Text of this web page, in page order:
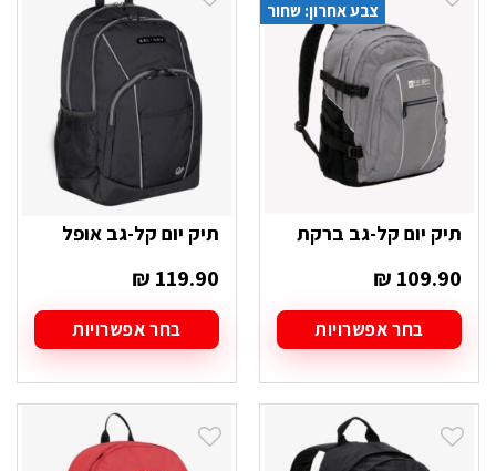
צבע אחרון: שחור
תיק יום קל-גב ברקת
₪ 109.90
בחר אפשרויות
זה
יש
מספר
סוגים.
תיק יום קל-גב אופל
₪ 119.90
בחר אפשרויות
זה
יש
מספר
סוגים.